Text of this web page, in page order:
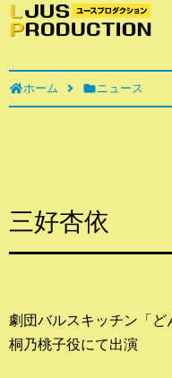
ホーム ニュース
三好杏依
劇団バルスキッチン「ど
桐乃桃子役にて出演